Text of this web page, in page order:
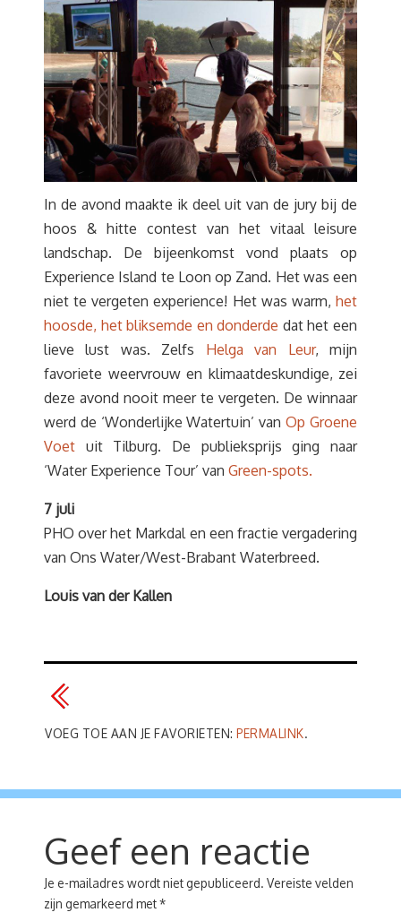
In de avond maakte ik deel uit van de jury bij de
hoos & hitte contest van het vitaal leisure
landschap. De bijeenkomst vond plaats op
Experience Island te Loon op Zand. Het was een
niet te vergeten experience! Het was warm, het
hoosde, het bliksemde en donderde dat het een
lieve lust was. Zelfs Helga van Leur, mijn
favoriete weervrouw en klimaatdeskundige, zei
deze avond nooit meer te vergeten. De winnaar
werd de ‘Wonderlijke Watertuin’ vanOp Groene
Voet uit Tilburg. De publieksprijs ging naar
‘Water Experience Tour’ van Green-spots.
7 juli
PHO over het Markdal en een fractie vergadering
van Ons Water/West-Brabant Waterbreed.
Louis van der Kallen
VOEG TOE AAN JE FAVORIETEN: PERMALINK.
Geef een reactie
Je e-mailadres wordt niet gepubliceerd. Vereiste velden
zijn gemarkeerd met*